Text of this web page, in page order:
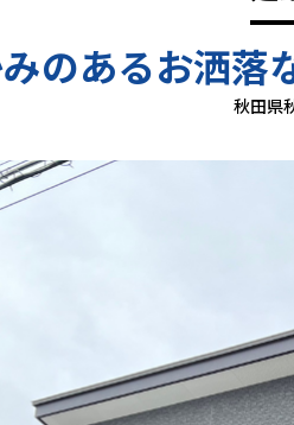
のあるお洒落
秋田県